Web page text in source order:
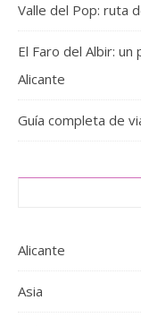
Valle del Pop: ruta
El Faro del Albir:
Alicante
Guía completa de
Alicante
Asia